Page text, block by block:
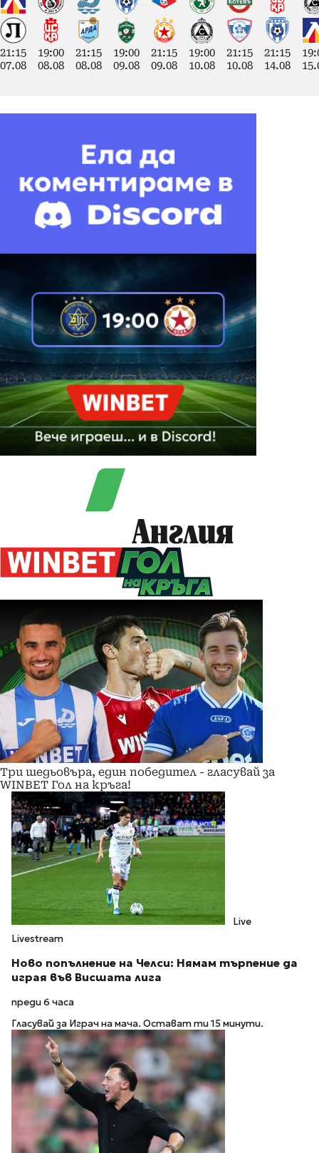
21:15
07.08
19:00
08.08
21:15
08.08
19:00
09.08
21:15
09.08
19:00
10.08
21:15
10.08
21:15
14.08
Англия
Три шедьовъра, един победител - гласувай за
WINBET Гол на кръга!
Live
Livestream
Ново попълнение на Челси: Нямам търпение да
играя във Висшата лига
преди 6 часа
Гласувай за Играч на мача. Остават ти 15 минути.